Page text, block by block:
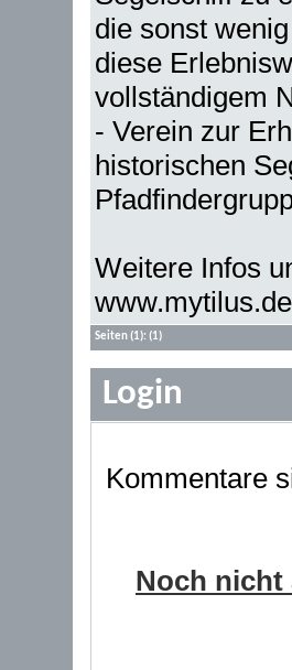
die sonst
diese
vollständigem
- Verein zur
historischen
Weitere Infos
www.mytilus.de
Seiten(1): (1)
Login
Kommentare
Noch nicht